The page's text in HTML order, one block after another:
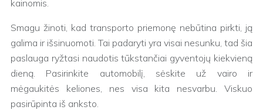
kainomis.
Smagu žinoti, kad transporto priemonę nebūtina pirkti, ją
galima ir išsinuomoti. Tai padaryti yra visai nesunku, tad šia
paslauga ryžtasi naudotis tūkstančiai gyventojų kiekvieną
dieną. Pasirinkite automobilį, sėskite už vairo ir
mėgaukitės keliones, nes visa kita nesvarbu. Viskuo
pasirūpinta iš anksto.